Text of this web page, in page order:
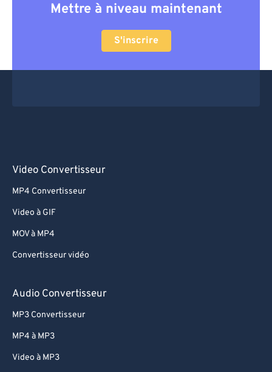
Mettre à niveau maintenant
S'inscrire
Video Convertisseur
MP4 Convertisseur
Video à GIF
MOV à MP4
Convertisseur vidéo
Audio Convertisseur
MP3 Convertisseur
MP4 à MP3
Video à MP3